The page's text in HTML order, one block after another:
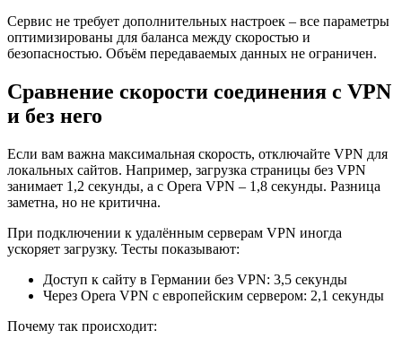
Сервис не требует дополнительных настроек – все параметры
оптимизированы для баланса между скоростью и
безопасностью. Объём передаваемых данных не ограничен.
Сравнение скорости соединения с VPN
и без него
Если вам важна максимальная скорость, отключайте VPN для
локальных сайтов. Например, загрузка страницы без VPN
занимает 1,2 секунды, а с Opera VPN – 1,8 секунды. Разница
заметна, но не критична.
При подключении к удалённым серверам VPN иногда
ускоряет загрузку. Тесты показывают:
Доступ к сайту в Германии без VPN: 3,5 секунды
Через Opera VPN с европейским сервером: 2,1 секунды
Почему так происходит: